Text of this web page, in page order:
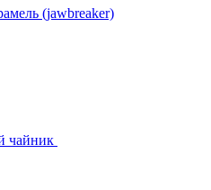
(jawbreaker)
чайник